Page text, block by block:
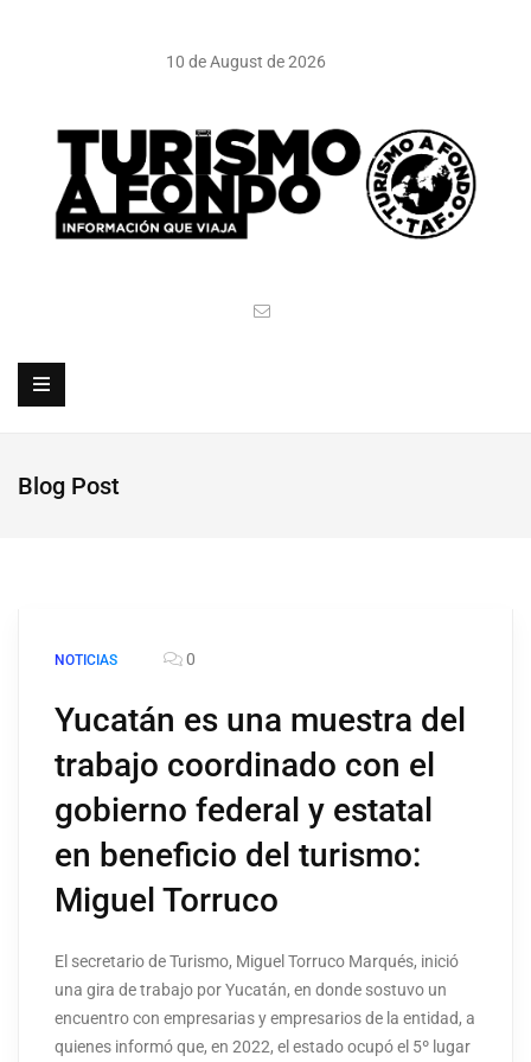
10 de August de 2026
Blog Post
NOTICIAS 0
Yucatán es una muestra del
trabajo coordinado con el
gobierno federal y estatal
en beneficio del turismo:
Miguel Torruco
El secretario de Turismo, Miguel Torruco Marqués, inició
una gira de trabajo por Yucatán, en donde sostuvo un
encuentro con empresarias y empresarios de la entidad, a
quienes informó que, en 2022, el estado ocupó el 5º lugar